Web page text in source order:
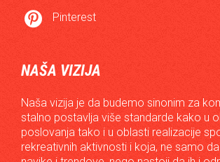
 Pinterest
NAŠA VIZIJA
Naša vizija je da budemo sinonim za
stalno postavlja više standarde kako u
poslovanja tako i u oblasti realizacije
rekreativnih aktivnosti i koja, ne samo